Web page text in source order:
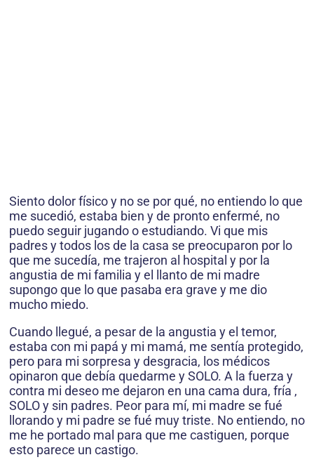
Siento dolor físico y no se por qué, no entiendo lo que
me sucedió, estaba bien y de pronto enfermé, no
puedo seguir jugando o estudiando. Vi que mis
padres y todos los de la casa se preocuparon por lo
que me sucedía, me trajeron al hospital y por la
angustia de mi familia y el llanto de mi madre
supongo que lo que pasaba era grave y me dio
mucho miedo.
Cuando llegué, a pesar de la angustia y el temor,
estaba con mi papá y mi mamá, me sentía protegido,
pero para mi sorpresa y desgracia, los médicos
opinaron que debía quedarme y SOLO. A la fuerza y
contra mi deseo me dejaron en una cama dura, fría ,
SOLO y sin padres. Peor para mí, mi madre se fué
llorando y mi padre se fué muy triste. No entiendo, no
me he portado mal para que me castiguen, porque
esto parece un castigo.